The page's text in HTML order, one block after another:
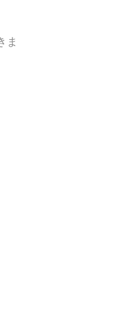
ま